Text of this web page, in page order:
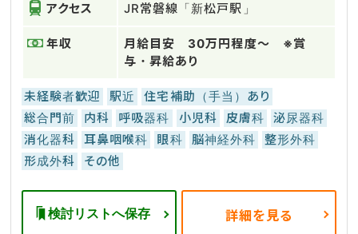
アクセス JR常磐線「新松戸駅」
年収
月給目安 30万円程度～ ※賞
与・昇給あり
未経験者歓迎 駅近
住宅補助（手当）あり
総合門前
内科 呼吸器科 小児科 皮膚科
泌尿器科
消化器科
耳鼻咽喉科 眼科 脳神経外科
整形外科
形成外科
その他
検討リストへ保存 詳細を見る